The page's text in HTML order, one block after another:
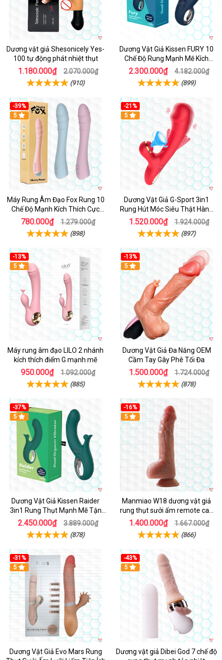
Dương vật giả Shesonicely Yes-
100 tự động phát nhiệt thụt
1.180.000₫ 2.070.000₫
(910)
Dương Vật Giả Kissen FURY 10
Chế Độ Rung Mạnh Mẽ Kích
Thích
2.300.000₫ 4.182.000₫
(899)
-39%
Hot
5
Máy Rung Âm Đạo Fox Rung 10
Chế Độ Mạnh Kích Thích Cực
Sướng
780.000₫ 1.279.000₫
(898)
-21%
Hot
5
Dương Vật Giả G-Sport 3in1
Rung Hút Móc Siêu Thật Hàng
Hot
1.520.000₫ 1.924.000₫
(897)
-13%
Hot
5
Máy rung âm đạo LILO 2 nhánh
kích thích điểm G mạnh mẽ
950.000₫ 1.092.000₫
(885)
-13%
Hot
5
Dương Vật Giả Đa Năng OEM
Cầm Tay Gây Phê Tối Đa
1.500.000₫ 1.724.000₫
(878)
-37%
Hot
5
Dương Vật Giả Kissen Raider
3in1 Rung Thụt Mạnh Mẽ Tận
Hưởng
2.450.000₫ 3.889.000₫
(878)
-16%
Hot
5
Manmiao W18 dương vật giả
rung thụt sưởi ấm remote cao
cấp
1.400.000₫ 1.667.000₫
(866)
-31%
5
Dương Vật Giả Evo Mars Rung
-43%
Hot
5
Dương vật giả Dibei God 7 chế độ